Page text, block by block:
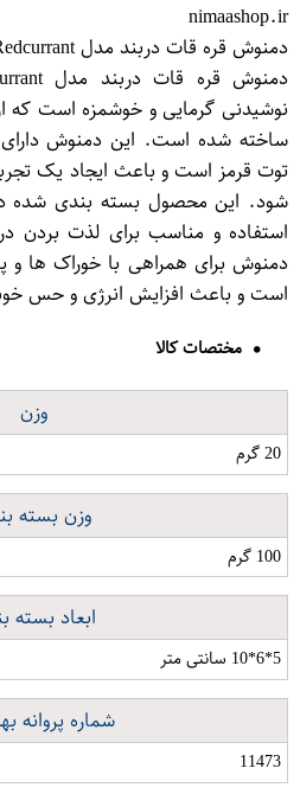
nimaashop.ir
دمنوش قره قات دربند مدل Redcurrant بسته 20 عددی
نوشیدنی گرمایی و خوشمزه است که
ساخته شده است. این دمنوش
توت قرمز است و باعث ایجاد یک
استفاده و مناسب برای لذت بردن
دمنوش برای همراهی با خوراک ها
است و باعث افزایش انرژی و حس
مختصات کالا
وزن
20 گرم
وزن بسته
100 گرم
ابعاد بسته
5*6*10 سانتی متر
شماره پروانه
11473